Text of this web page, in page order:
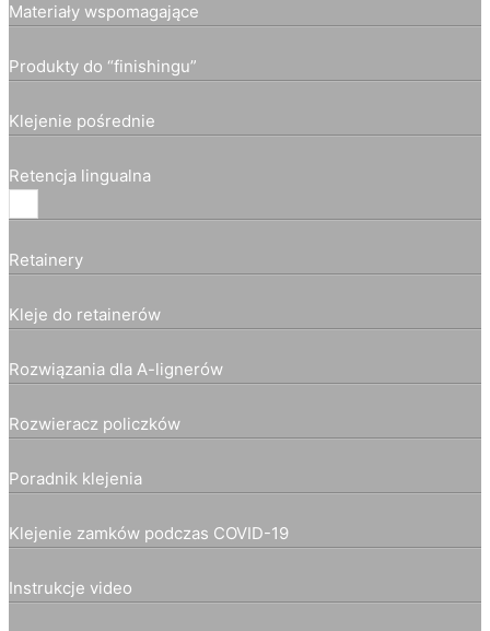
Materiały wspomagające
Produkty do “finishingu”
Klejenie pośrednie
Retencja lingualna
Retainery
Kleje do retainerów
Rozwiązania dla A-lignerów
Rozwieracz policzków
Poradnik klejenia
Klejenie zamków podczas COVID-19
Instrukcje video